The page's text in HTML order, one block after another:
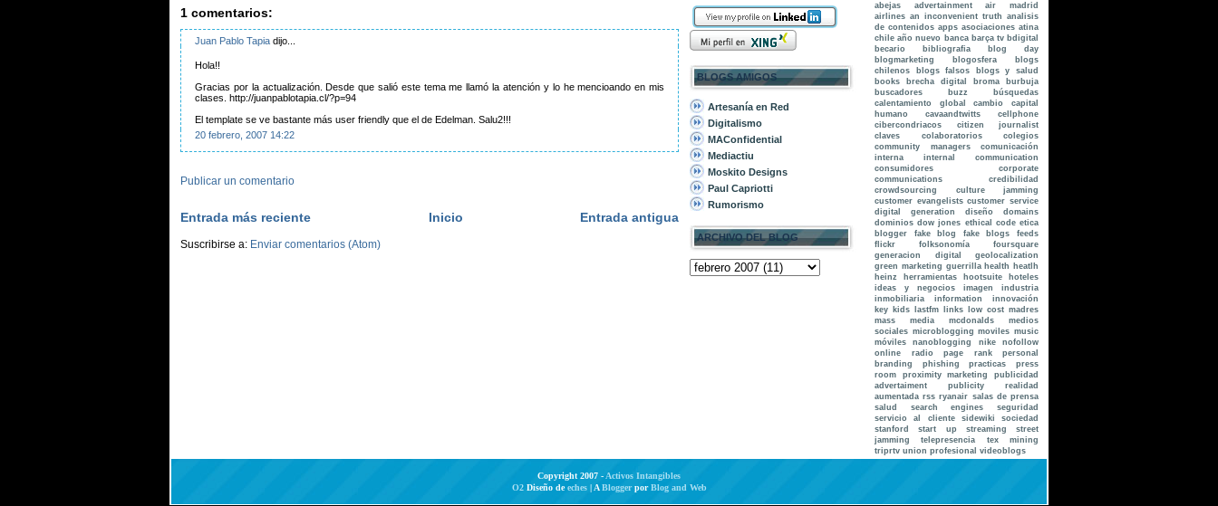
1 comentarios:
Juan Pablo Tapia dijo...
Hola!!
Gracias por la actualización. Desde que salió este tema me llamó la atención y lo he mencioando en mis
clases. http://juanpablotapia.cl/?p=94
El template se ve bastante más user friendly que el de Edelman. Salu2!!!
20 febrero, 2007 14:22
Publicar un comentario
Entrada más reciente Entrada antigua
Inicio
Suscribirse a: Enviar comentarios (Atom)
BLOGS AMIGOS
Artesanía en Red
Digitalismo
MAConfidential
Mediactiu
Moskito Designs
Paul Capriotti
Rumorismo
ARCHIVO DEL BLOG
abejas
advertainment
air madrid
airlines an inconvenient truth analisis
de contenidos apps asociaciones atina
chile año nuevo banca barça tv bdigital
becario
bibliografia
blog day
blogmarketing
blogosfera
blogs
chilenos
blogs falsos
blogs y salud
books
brecha digital broma
burbuja
buscadores
buzz
búsquedas
calentamiento global
cambio
capital
humano
cavaandtwitts
cellphone
cibercondriacos
citizen journalist
claves
colaboratorios
colegios
community managers
comunicación
interna internal communication
consumidores
corporate
communications
credibilidad
crowdsourcing
culture jamming
customer evangelists customer service
digital generation
diseño
domains
dominios dow jones ethical code etica
blogger
fake blog fake blogs
feeds
flickr
folksonomía
foursquare
generacion digital
geolocalization
green marketing guerrilla health
heatlh
heinz
herramientas hootsuite
hoteles
ideas y negocios
imagen
industria
inmobiliaria
information
innovación
key kids lastfm links low cost madres
mass media
mcdonalds
medios
sociales microblogging moviles music
móviles
nanoblogging nike
nofollow
online radio
page rank
personal
branding
phishing practicas
press
room
proximity marketing
publicidad
advertaiment
publicity
realidad
aumentada rss ryanair salas de prensa
salud
search engines
seguridad
servicio al cliente
sidewiki
sociedad
stanford
start up streaming
street
jamming
telepresencia
tex mining
triprtv union profesional videoblogs
Copyright 2007 - Activos Intangibles
O2Diseño deeches| ABloggerporBlog and Web